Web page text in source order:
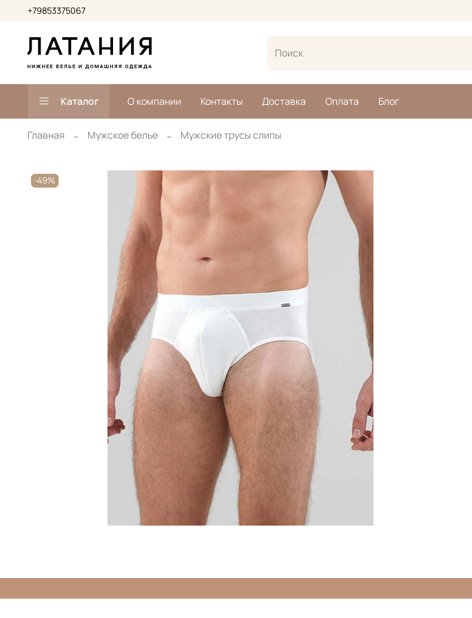
+79853375067
Каталог О компании Контакты Доставка Оплата Блог
Главная Мужское белье Мужские трусы слипы
-49%